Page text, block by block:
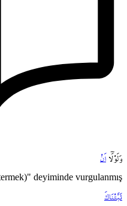
وَلَوْلَٓا اَنْ
deyiminde vurgulanmış
ثَبَّتْنَاكَ